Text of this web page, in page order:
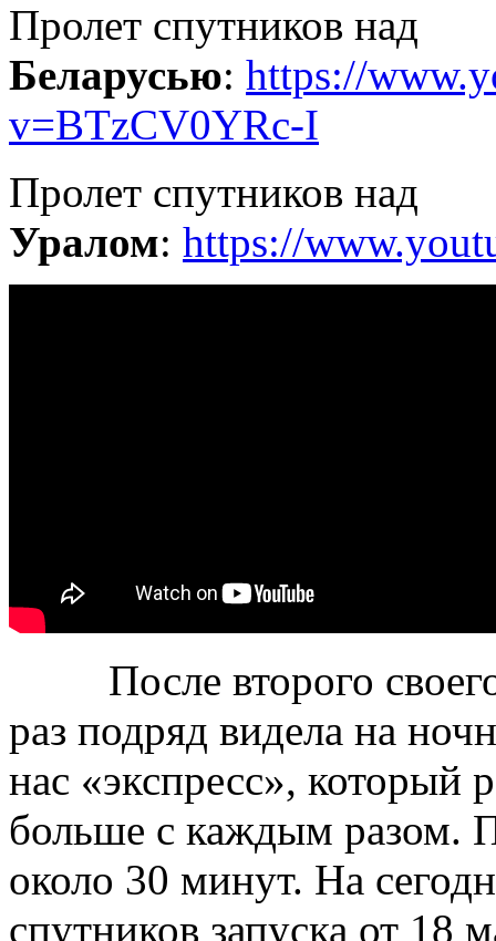
Пролет спутников над
Беларусью: https://
v=BTzCV0YRc-I
Пролет спутников над
Уралом: https://
После второго своего
раз подряд видела на
нас «экспресс», который
больше с каждым разом.
около 30 минут. На
спутников запуска от 18